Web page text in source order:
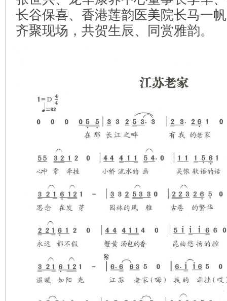
长谷保喜、香港莲韵医美院长马一
齐聚现场，共贺生辰、同赏雅韵。